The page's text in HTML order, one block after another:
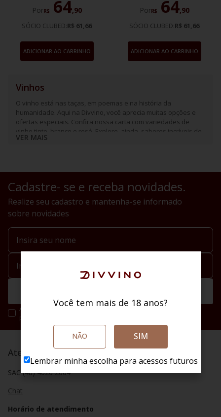
PorR$ 64,90
SÓCIO CLUBED:R$ 61,66
ADICIONAR AO CARRINHO
PorR$ 64,90
SÓCIO CLUBED:R$ 61,66
ADICIONAR AO CARRINHO
Vinhos
O vinho está nas taças, em poemas e na história da
humanidade. Aqui na Divvino, você aprecia muitas opções e
ofertas especiais. Confira nossa carta com variedades de
vinho tinto, branco e rosé. Explore, ainda, sabores incríveis de
espumantes e frisantes.
VER MAIS
Cadastre- se e receba novidades.
Realize seu cadastro e mantenha-se informado
sobre novidades
Ao se cadastrar você irá concordar com a nossa política de
privacidade.
Atendimento
SAC (48) 4020 2004
Chat
Horário de atendimento
Você tem mais de 18 anos?
NÃO SIM
Lembrar minha escolha para acessos futuros